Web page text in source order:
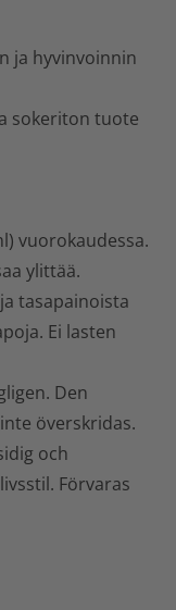
ja hyvinvoinnin
sokeriton tuote
vuorokaudessa.
ylittää.
tasapainoista
Ei lasten
Den
överskridas.
och
Förvaras